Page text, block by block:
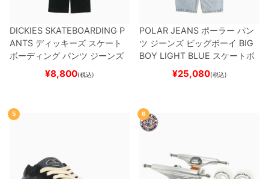
DICKIES SKATEBOARDING P
ANTS ディッキーズ スケート
ボーディング パンツ ジーンズ
SLIM FIT 30 LENGTH
スケートボード スケボー
¥8,800(税込)
POLAR JEANS ポーラー パン
ツ ジーンズ ビッグボーイ BIG
BOY LIGHT BLUE スケートボ
ード スケボー
¥25,080(税込)
5 6